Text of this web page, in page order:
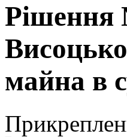
майна в